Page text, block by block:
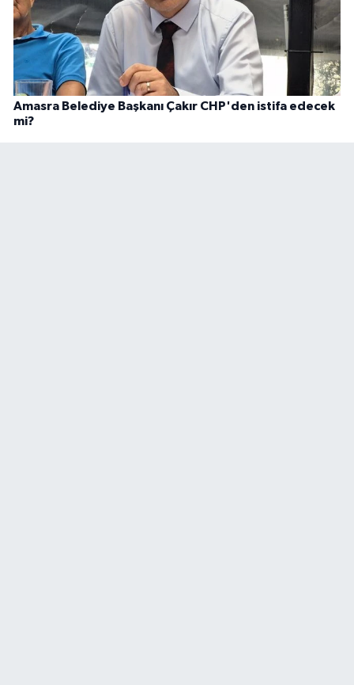
Amasra Belediye Başkanı Çakır CHP'den istifa edecek
mi?